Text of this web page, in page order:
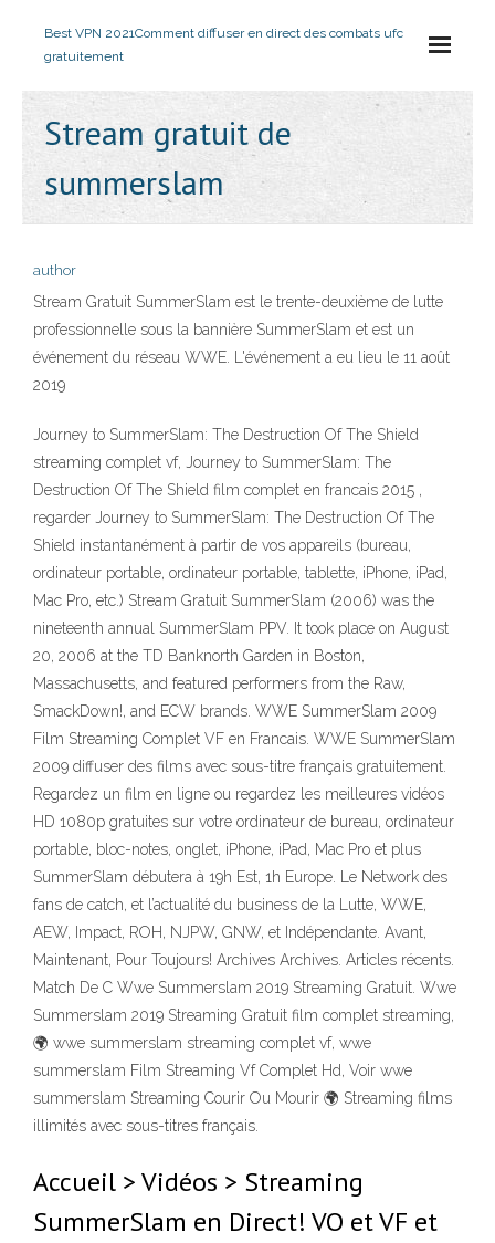
Best VPN 2021Comment diffuser en direct des combats ufc
gratuitement
Stream gratuit de
summerslam
author
Stream Gratuit SummerSlam est le trente-deuxième de lutte
professionnelle sous la bannière SummerSlam et est un
événement du réseau WWE. L'événement a eu lieu le 11 août
2019
Journey to SummerSlam: The Destruction Of The Shield
streaming complet vf, Journey to SummerSlam: The
Destruction Of The Shield film complet en francais 2015 ,
regarder Journey to SummerSlam: The Destruction Of The
Shield instantanément à partir de vos appareils (bureau,
ordinateur portable, ordinateur portable, tablette, iPhone, iPad,
Mac Pro, etc.) Stream Gratuit SummerSlam (2006) was the
nineteenth annual SummerSlam PPV. It took place on August
20, 2006 at the TD Banknorth Garden in Boston,
Massachusetts, and featured performers from the Raw,
SmackDown!, and ECW brands. WWE SummerSlam 2009
Film Streaming Complet VF en Francais. WWE SummerSlam
2009 diffuser des films avec sous-titre français gratuitement.
Regardez un film en ligne ou regardez les meilleures vidéos
HD 1080p gratuites sur votre ordinateur de bureau, ordinateur
portable, bloc-notes, onglet, iPhone, iPad, Mac Pro et plus
SummerSlam débutera à 19h Est, 1h Europe. Le Network des
fans de catch, et l’actualité du business de la Lutte, WWE,
AEW, Impact, ROH, NJPW, GNW, et Indépendante. Avant,
Maintenant, Pour Toujours! Archives Archives. Articles récents.
Match De C Wwe Summerslam 2019 Streaming Gratuit. Wwe
Summerslam 2019 Streaming Gratuit film complet streaming,
🌍 wwe summerslam streaming complet vf, wwe
summerslam Film Streaming Vf Complet Hd, Voir wwe
summerslam Streaming Courir Ou Mourir 🌍 Streaming films
illimités avec sous-titres français.
Accueil > Vidéos > Streaming
SummerSlam en Direct! VO et VF et